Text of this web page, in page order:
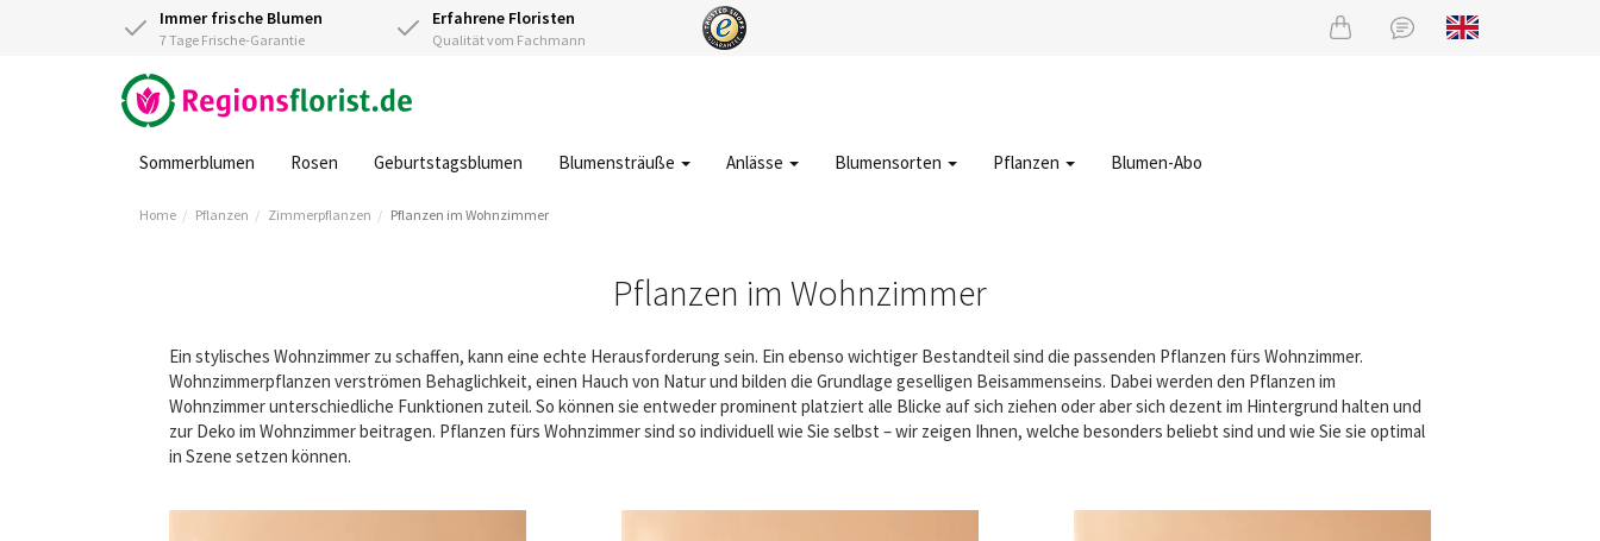
Immer frische Blumen
7 Tage Frische-Garantie
Erfahrene Floristen
Qualität vom Fachmann
Sommerblumen Rosen Geburtstagsblumen Blumensträuße Anlässe Blumensorten Pflanzen Blumen-Abo
Home Pflanzen Zimmerpflanzen Pflanzen im Wohnzimmer
Pflanzen im Wohnzimmer
Ein stylisches Wohnzimmer zu schaffen, kann eine echte Herausforderung sein. Ein ebenso wichtiger Bestandteil sind die passenden Pflanzen fürs Wohnzimmer.
Wohnzimmerpflanzen verströmen Behaglichkeit, einen Hauch von Natur und bilden die Grundlage geselligen Beisammenseins. Dabei werden den Pflanzen im
Wohnzimmer unterschiedliche Funktionen zuteil. So können sie entweder prominent platziert alle Blicke auf sich ziehen oder aber sich dezent im Hintergrund halten und
zur Deko im Wohnzimmer beitragen. Pflanzen fürs Wohnzimmer sind so individuell wie Sie selbst – wir zeigen Ihnen, welche besonders beliebt sind und wie Sie sie optimal
in Szene setzen können.